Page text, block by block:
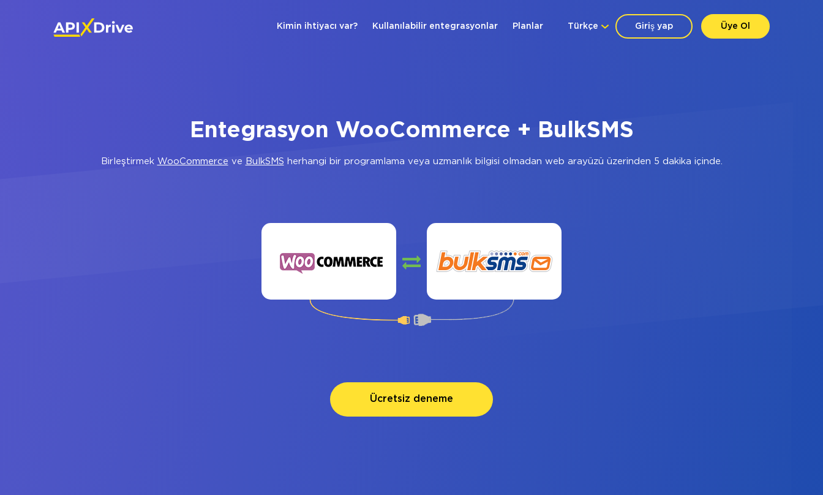
Giriş yap Üye Ol
Türkçe
Kimin ihtiyacı var? Kullanılabilir entegrasyonlar Planlar
Entegrasyon WooCommerce + BulkSMS
Birleştirmek WooCommerce ve BulkSMS herhangi bir programlama veya uzmanlık bilgisi olmadan web arayüzü üzerinden 5 dakika içinde.
Ücretsiz deneme